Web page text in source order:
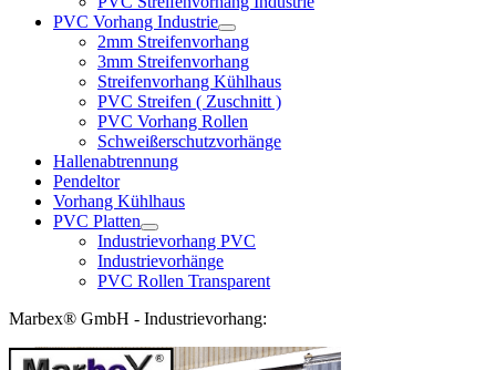
PVC Vorhang Industrie
2mm Streifenvorhang
3mm Streifenvorhang
Streifenvorhang Kühlhaus
PVC Streifen ( Zuschnitt )
PVC Vorhang Rollen
Schweißerschutzvorhänge
Hallenabtrennung
Pendeltor
Vorhang Kühlhaus
PVC Platten
Industrievorhang PVC
Industrievorhänge
PVC Rollen Transparent
Marbex® GmbH - Industrievorhang: